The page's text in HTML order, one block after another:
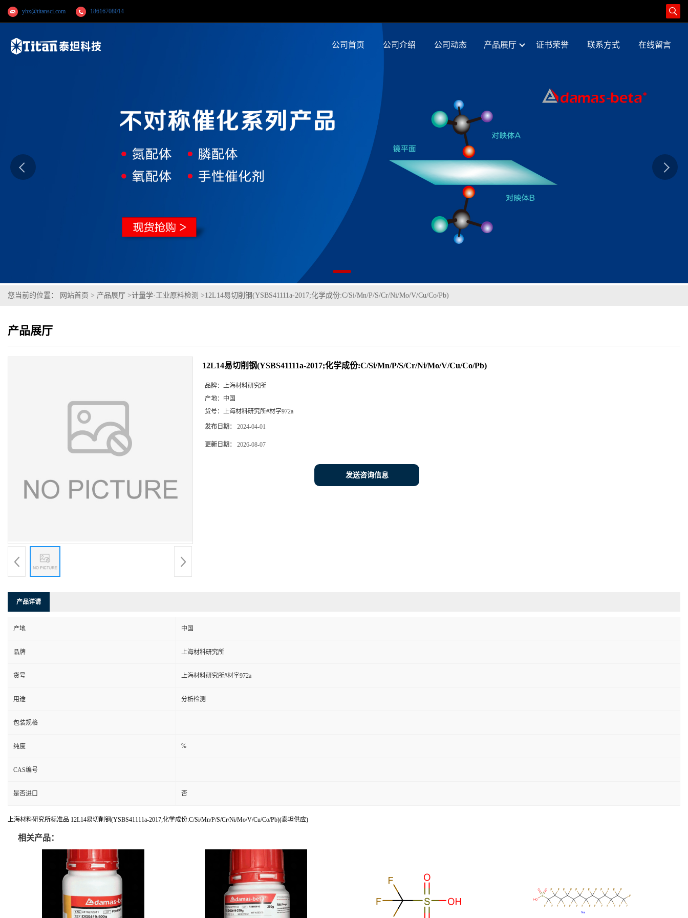
yhx@titansci.com 18616708014
公司首页 公司介绍 公司动态 产品展厅 证书荣誉 联系方式 在线留言
您当前的位置： 网站首页 > 产品展厅 >计量学·工业原料检测 >12L14易切削钢(YSBS41111a-2017;化学成份:C/Si/Mn/P/S/Cr/Ni/Mo/V/Cu/Co/Pb)
产品展厅
12L14易切削钢(YSBS41111a-2017;化学成份:C/Si/Mn/P/S/Cr/Ni/Mo/V/Cu/Co/Pb)
品牌：
上海材料研究所
产地： 中国
货号：
上海材料研究所#材字972a
发布日期： 2024-04-01
更新日期： 2026-08-07
发送咨询信息
产品详请
产地 中国
品牌 上海材料研究所
货号 上海材料研究所#材字972a
用途 分析检测
包装规格
纯度 %
CAS编号
是否进口 否
上海材料研究所标准品 12L14易切削钢(YSBS41111a-2017;化学成份:C/Si/Mn/P/S/Cr/Ni/Mo/V/Cu/Co/Pb)(泰坦供应)
相关产品：